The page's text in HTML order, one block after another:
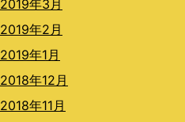
2019年3月
2019年2月
2019年1月
2018年12月
2018年11月